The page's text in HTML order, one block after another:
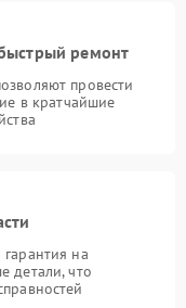
ремонт
провести
в кратчайшие
на
детали, что